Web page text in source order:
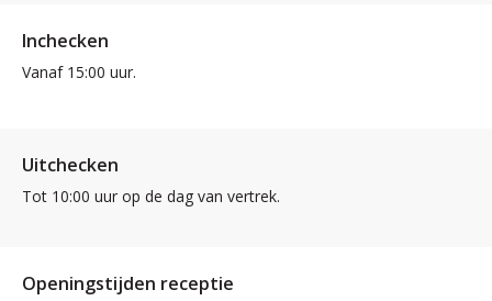
Inchecken
Vanaf 15:00 uur.
Uitchecken
Tot 10:00 uur op de dag van vertrek.
Openingstijden receptie